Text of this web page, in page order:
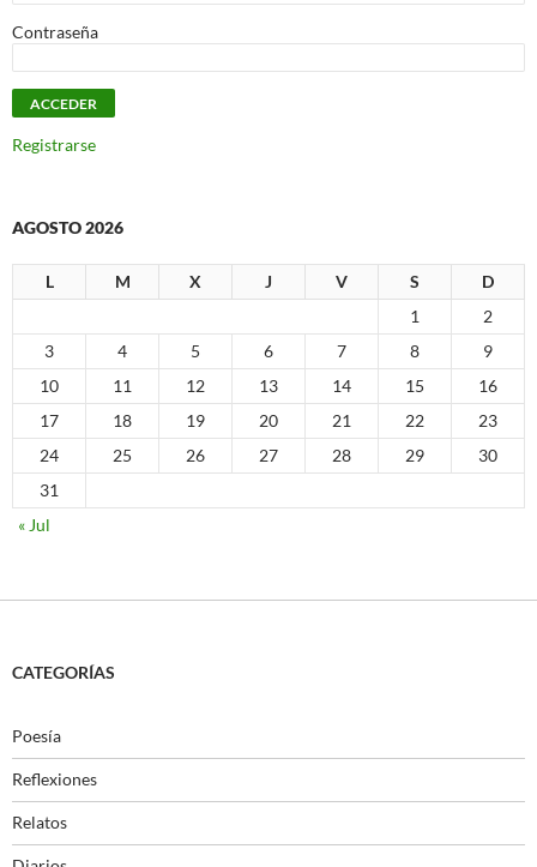
Contraseña
Registrarse
AGOSTO 2026
L M X J V S
D
1
2
3
4 5 6 7 8
9
10
11 12 13 14 15
16
17
18 19 20 21 22
23
24
25 26 27 28 29
30
31
« Jul
CATEGORÍAS
Poesía
Reflexiones
Relatos